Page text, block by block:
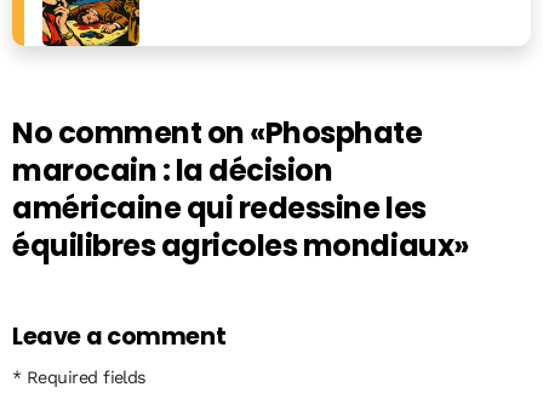
No comment on«Phosphate
marocain : la décision
américaine qui redessine les
équilibres agricoles mondiaux»
Leave a comment
* Required fields